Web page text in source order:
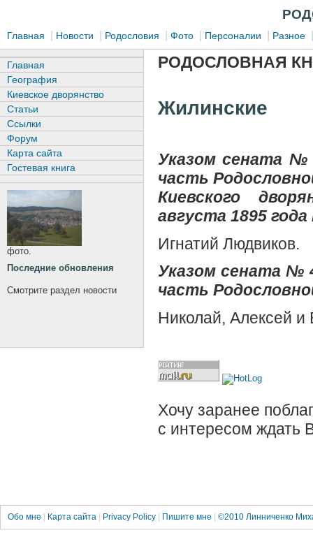
Главная Новости Родословия Фото Персоналии Разное
РОДОСЛОВНАЯ
Жилинские
Указом сената №
часть
Киевского
августа 1895
Игнатий Людвиков.
Указом сената №
часть
Николай, Алексей
Хочу заранее
с интересом ждать
Главная
География
Киевское дворянство
Статьи
Ссылки
Форум
Карта сайта
Гостевая книга
фото.
Последние обновления
Смотрите раздел новости
Обо мне Карта сайта Privacy Policy Пишите мне ©2010 Линниченко